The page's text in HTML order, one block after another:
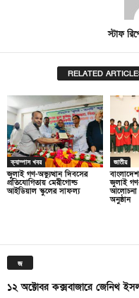
স্টাফ
RELATED
ক্যাম্পাস খবর
জুলাই গণ-অভ্যুত্থান দিবসের
প্রতিযোগিতায় মেরীগোল্ড
আইডিয়াল স্কুলের সাফল্য
জাতীয়
জুলাই
আলোচনা
অনুষ্ঠান
জ
১২ অক্টোবর কক্সবাজারে জেনিথ